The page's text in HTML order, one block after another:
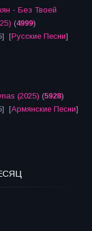
- Без Твоей
(4999)
[Русские Песни]
(2025) (5928)
[Армянские Песни]